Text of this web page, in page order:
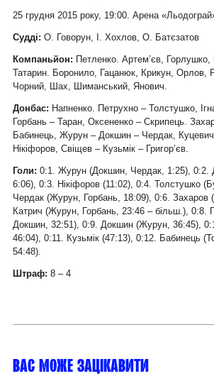
25 грудня 2015 року, 19:00. Арена
Судді: О. Говорун, І. Хохлов, О. Батєзатов
Компаньйон: Петленко. Артем’єв, Горлушко,
Татарин. Боронило, Гацанюк, Крикун, Орлов,
Чорний, Шах, Шиманський, Янович.
Донбас: Напненко. Петрухно – Толстушко,
Горбань – Таран, Оксененко – Скрипець.
Бабинець, Журун – Докшин – Чердак,
Нікіфоров, Свіщев – Кузьмік – Григор’єв.
Голи: 0:1. Журун (Докшин, Чердак, 1:25), 0:2.
6:06), 0:3. Нікіфоров (11:02), 0:4. Толстушко
Чердак (Журун, Горбань, 18:09), 0:6. Захаров
Катрич (Журун, Горбань, 23:46 – більш.), 0:8.
Докшин, 32:51), 0:9. Докшин (Журун, 36:45),
46:04), 0:11. Кузьмік (47:13), 0:12. Бабинець
54:48).
Штраф: 8 – 4
Вас може зацікавити